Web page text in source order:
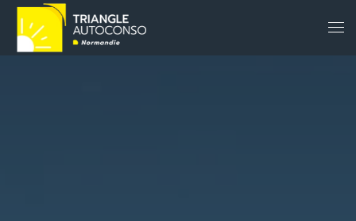
Accéder au contenu principal
Panneau de gestion des cookies